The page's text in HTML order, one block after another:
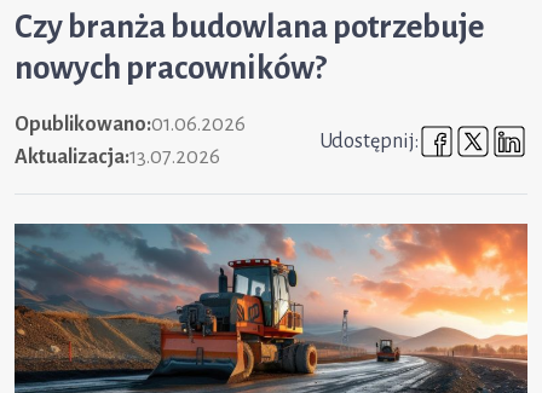
Czy branża budowlana potrzebuje
nowych pracowników?
Opublikowano:01.06.2026
Aktualizacja:13.07.2026
Udostępnij: